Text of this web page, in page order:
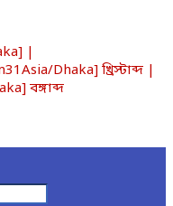
|
Dhaka] খ্রিস্টাব্দ |
বঙ্গাব্দ